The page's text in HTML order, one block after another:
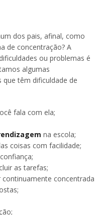
dos pais, afinal, como
de concentração? A
ou problemas é
algumas
que têm dificuldade de
fala com ela;
na escola;
coisas com facilidade;
as tarefas;
concentrada